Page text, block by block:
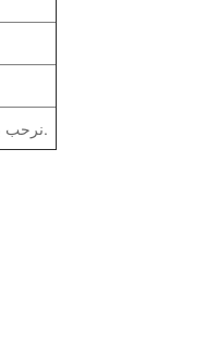
نرحب بتصنيع المعدات الأصلية والتصنيع حسب الطلب! نحن دائماً هنا للعمل معكم ونقدم ضماناً لمدة عام واحد على المنتجات.